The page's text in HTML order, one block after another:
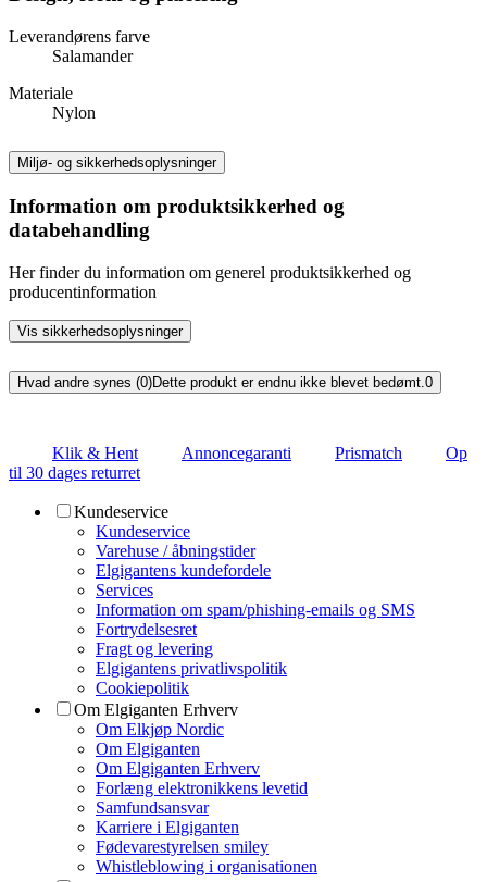
Leverandørens farve
Salamander
Materiale
Nylon
Miljø- og sikkerhedsoplysninger
Information om produktsikkerhed og
databehandling
Her finder du information om generel produktsikkerhed og
producentinformation
Vis sikkerhedsoplysninger
Hvad andre synes (0)Dette produkt er endnu ikke blevet bedømt.0
Klik & Hent Annoncegaranti Prismatch
Op
til 30 dages returret
Kundeservice
Kundeservice
Varehuse / åbningstider
Elgigantens kundefordele
Services
Information om spam/phishing-emails og SMS
Fortrydelsesret
Fragt og levering
Elgigantens privatlivspolitik
Cookiepolitik
Om Elgiganten Erhverv
Om Elkjøp Nordic
Om Elgiganten
Om Elgiganten Erhverv
Forlæng elektronikkens levetid
Samfundsansvar
Karriere i Elgiganten
Fødevarestyrelsen smiley
Whistleblowing i organisationen